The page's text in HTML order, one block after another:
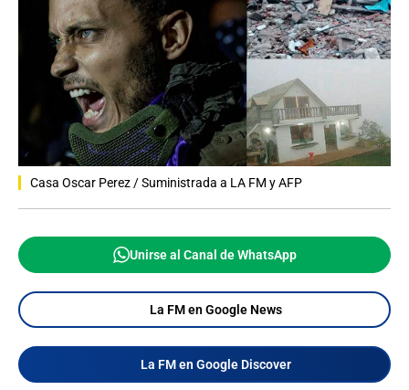
Casa Oscar Perez / Suministrada a LA FM y AFP
Unirse al Canal de WhatsApp
La FM en Google News
La FM en Google Discover